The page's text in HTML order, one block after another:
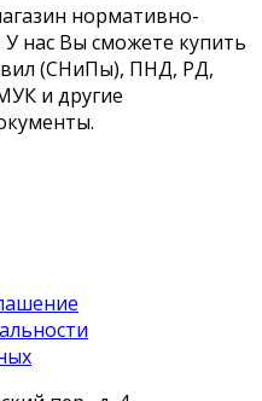
нормативно-
нас Вы сможете купить
(СНиПы), ПНД, РД,
и другие